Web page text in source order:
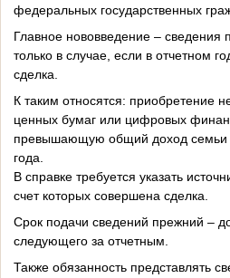
федеральных государственных
Главное нововведение – сведения
только в случае, если в отчетном
сделка.
К таким относятся: приобретение
ценных бумаг или цифровых
превышающую общий доход семьи
года.
В справке требуется указать
счет которых совершена сделка.
Срок подачи сведений прежний –
следующего за отчетным.
Также обязанность представлять